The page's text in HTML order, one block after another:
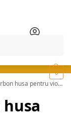
0
husa pentru violă”